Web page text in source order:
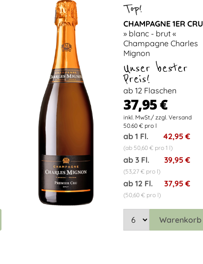
CHAMPAGNE 1ER CRU
» blanc - brut «
Champagne Charles
Mignon
Unser bester
Preis!
ab 12 Flaschen
37,95 €
50.60 € pro l
ab 1 Fl. 42,95 €
(ab 50,60 € pro 1 l)
ab 3 Fl. 39,95 €
(53,27 € pro l)
ab 12 Fl. 37,95 €
(50,60 € pro l)
Warenkorb